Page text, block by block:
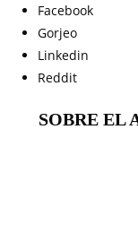
Facebook
Gorjeo
Linkedin
Reddit
SOBRE EL